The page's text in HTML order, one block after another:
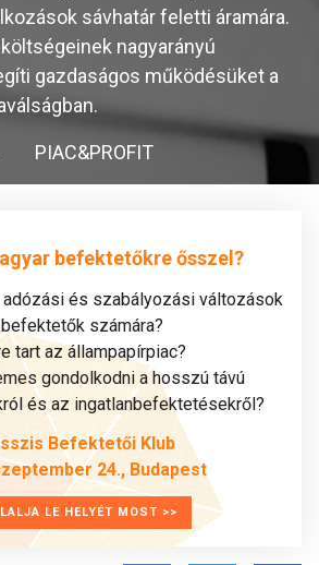
sávhatár feletti áramára.
nagyarányú
gazdaságos működésüket a
PIAC&PROFIT
befektetőkre ősszel?
és szabályozási változások
számára?
tart az állampapírpiac?
gondolkodni a hosszú távú
és az ingatlanbefektetésekről?
Befektetői Klub
24., Budapest
LE HELYÉT MOST >>